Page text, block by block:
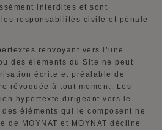
interdites et sont
responsabilités civile et pénale
renvoyant vers l’une
des éléments du Site ne peut
écrite et préalable de
révoquée à tout moment. Les
hypertexte dirigeant vers le
éléments qui le composent ne
de MOYNAT et MOYNAT décline